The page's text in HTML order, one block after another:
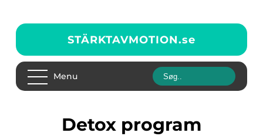
STÄRKTAVMOTION.se
Menu
detox program